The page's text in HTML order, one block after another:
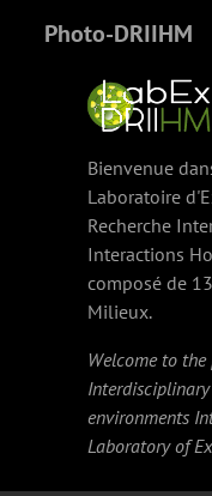
Photo-DRIIHM
Bienvenue
Laboratoire
Recherche
Interactions
composé de
Milieux.
Welcome to
environments
Laboratory of